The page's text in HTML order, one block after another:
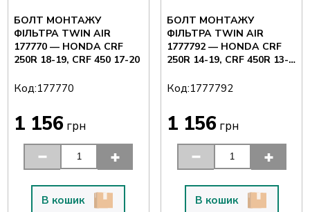
БОЛТ МОНТАЖУ
ФІЛЬТРА TWIN AIR
177770 — HONDA CRF
250R 18-19, CRF 450 17-20
Код:177770
1 156 грн
В кошик
БОЛТ МОНТАЖУ
ФІЛЬТРА TWIN AIR
1777792 — HONDA CRF
250R 14-19, CRF 450R 13-
Код:1777792
1 156 грн
В кошик